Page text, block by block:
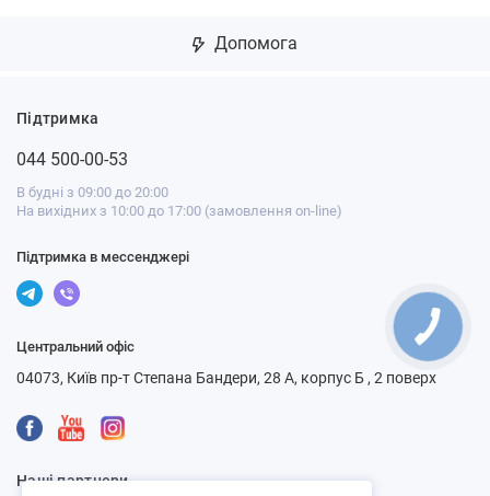
Допомога
Підтримка
044 500-00-53
В будні з 09:00 до 20:00
На вихідних з 10:00 до 17:00 (замовлення on-line)
Підтримка в мессенджері
Центральний офіс
04073, Київ пр-т Степана Бандери, 28 А, корпус Б , 2 поверх
Наші партнери